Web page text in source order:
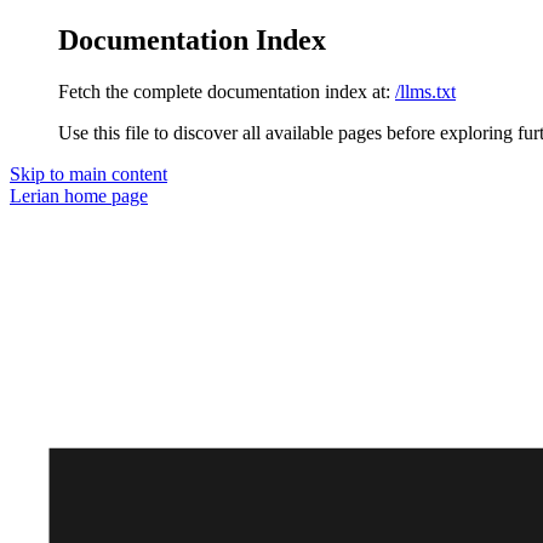
Documentation Index
Fetch the complete documentation index at: /llms.txt
Use this file to discover all available pages before exploring
Skip to main content
Lerian home page